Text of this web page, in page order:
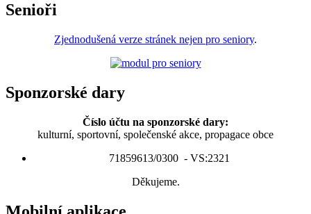
Senioři
Zjednodušená verze stránek nejen pro seniory.
Sponzorské dary
Číslo účtu na sponzorské dary:
kulturní, sportovní, společenské akce, propagace obce
71859613/0300 - VS:2321
Děkujeme.